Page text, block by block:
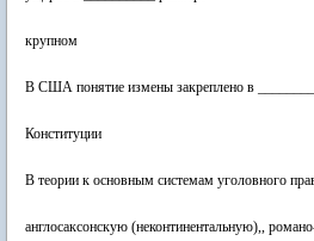
крупном
В США понятие измены закреплено в
Конституции
В теории к основным системам уголовного
англосаксонскую (неконтинентальную),,